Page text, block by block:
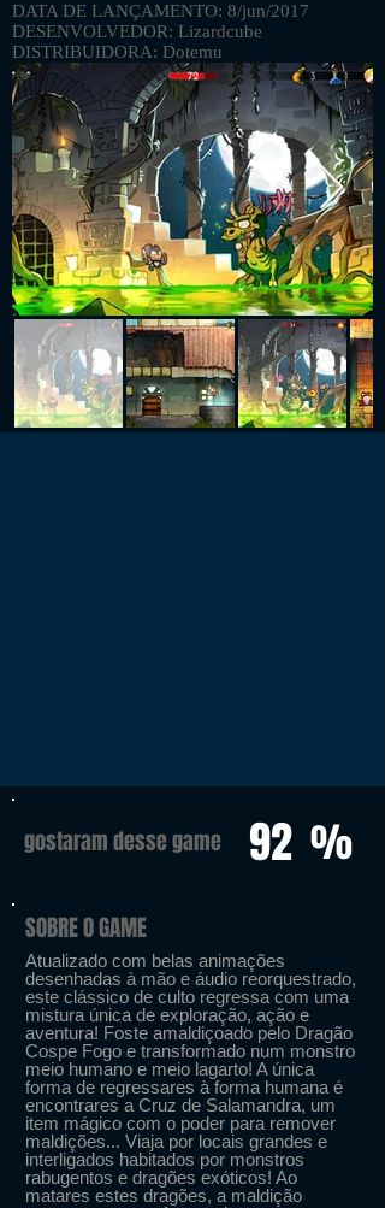
DATA DE LANÇAMENTO: 8/jun/2017
DESENVOLVEDOR: Lizardcube
DISTRIBUIDORA: Dotemu
gostaram desse game 92 %
SOBRE O GAME
Atualizado com belas animações
desenhadas à mão e áudio reorquestrado,
este clássico de culto regressa com uma
mistura única de exploração, ação e
aventura! Foste amaldiçoado pelo Dragão
Cospe Fogo e transformado num monstro
meio humano e meio lagarto! A única
forma de regressares à forma humana é
encontrares a Cruz de Salamandra, um
item mágico com o poder para remover
maldições... Viaja por locais grandes e
interligados habitados por monstros
rabugentos e dragões exóticos! Ao
matares estes dragões, a maldição